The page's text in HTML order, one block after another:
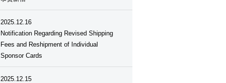
2025.12.16
Notification Regarding Revised Shipping
Fees and Reshipment of Individual
Sponsor Cards
2025.12.15